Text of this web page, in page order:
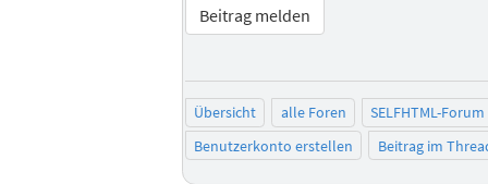
Beitrag melden
Übersicht alle Foren
SELFHTML-Forum
Benutzerkonto erstellen
Beitrag im